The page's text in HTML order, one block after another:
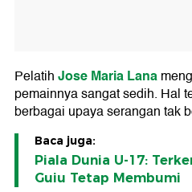
PelatihJose Maria Lana
pemainnya sangat sedih. Hal
berbagai upaya serangan tak
Baca juga:
Piala Dunia U-17:
Guiu Tetap Membumi